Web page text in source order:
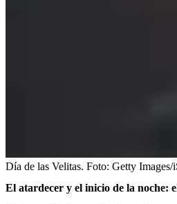
Día de las Velitas. Foto: Getty Images/
El atardecer y el inicio de la noche: